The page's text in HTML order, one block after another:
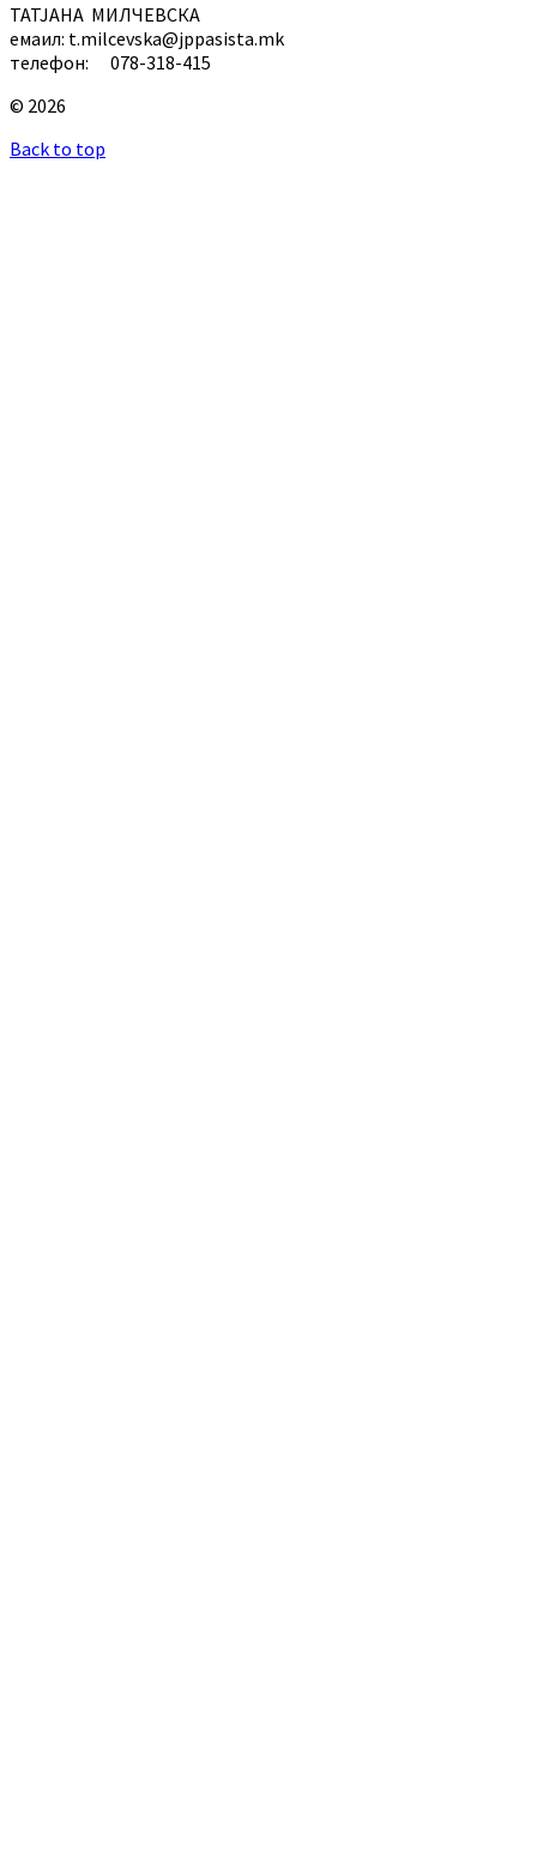
ТАТЈАНА МИЛЧЕВСКА
емаил: t.milcevska@jppasista.mk
телефон: 078-318-415
© 2026
Back to top